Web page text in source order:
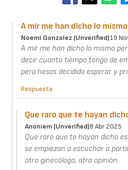
A mir me han dicho lo
Noemi Gonzalez (unverified)19
A mir me han dicho lo mismo
decir cuanto tiempo tengo de
pero hesos decidido esperar y
Respuesta
Que raro que te hayan
Anoniem (unverified)8 Abr 2025
Que raro que te hayan dicho
se empiezan a escuchar a
otro ginecólogo, otra opinión.